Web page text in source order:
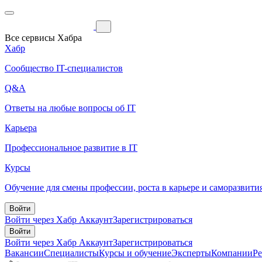
Все сервисы Хабра
Хабр
Сообщество IT-специалистов
Q&A
Ответы на любые вопросы об IT
Карьера
Профессиональное развитие в IT
Курсы
Обучение для смены профессии, роста в карьере и
Войти
Войти через Хабр АккаунтЗарегистрироваться
Войти
Войти через Хабр АккаунтЗарегистрироваться
ВакансииСпециалистыКурсы и обучениеЭкспертыКомпании